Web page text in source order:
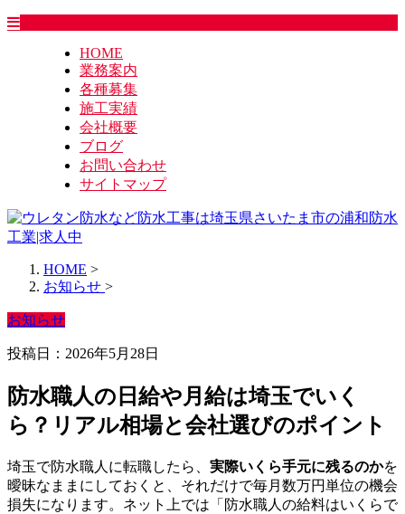
HOME
業務案内
各種募集
施工実績
会社概要
ブログ
お問い合わせ
サイトマップ
HOME >
お知らせ >
お知らせ
投稿日：2026年5月28日
防水職人の日給や月給は埼玉でいく
ら？リアル相場と会社選びのポイント
埼玉で防水職人に転職したら、 実際いくら手元に残るのかを
曖昧なままにしておくと、それだけで毎月数万円単位の機会
損失になります。ネット上では「防水職人の給料はいくらで